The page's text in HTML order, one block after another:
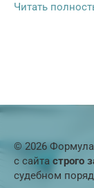
Читать
© 2026
с сайта строго
судебном